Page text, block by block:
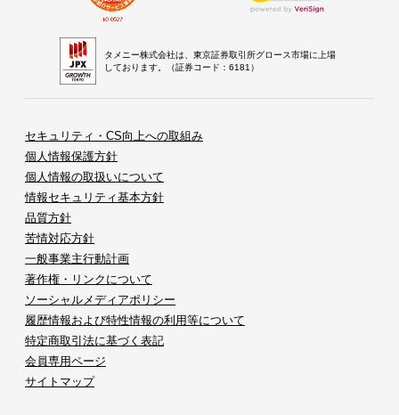
タメニー株式会社は、東京証券取引所グロース市場に上場
しております。（証券コード：6181）
セキュリティ・CS向上への取組み
個人情報保護方針
個人情報の取扱いについて
情報セキュリティ基本方針
品質方針
苦情対応方針
一般事業主行動計画
著作権・リンクについて
ソーシャルメディアポリシー
履歴情報および特性情報の利用等について
特定商取引法に基づく表記
会員専用ページ
サイトマップ